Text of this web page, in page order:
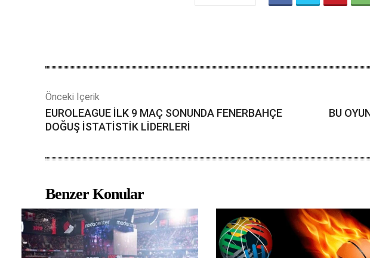
Önceki İçerik
EUROLEAGUE İLK 9 MAÇ SONUNDA FENERBAHÇE
DOĞUŞ İSTATİSTİK LİDERLERİ
BU
Benzer Konular